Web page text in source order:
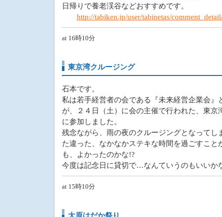
日帰りで養老渓谷などおすすめです。
http://tabiken.jp/user/tabinetas/
at 16時10分
東京湾クルージング
石本です。
私は若手経営者の会である『未来経営企業会』
が、２４日（土）に会の主催で行われた、東京
に参加しました。
残念ながら、雨の夜のクルージングとなってし
た違った、なかなかステキな時間を過ごすこと
も、よかったのかな!?
今度は記念日に貸切で…なんていうのもいいか
at 15時10分